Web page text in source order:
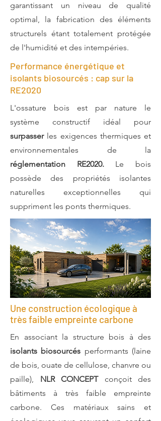
garantissant un niveau de qualité
optimal, la fabrication des éléments
structurels étant totalement protégée
de l'humidité et des intempéries.
Performance énergétique et
isolants biosourcés : cap sur la
RE2020
L'ossature bois est par nature le
système constructif idéal pour
surpasserles exigences thermiques et
environnementales de la
réglementation RE2020. Le bois
possède des propriétés isolantes
naturelles exceptionnelles qui
suppriment les ponts thermiques.
Une construction écologique à
très faible empreinte carbone
En associant la structure bois à des
isolants biosourcés performants (laine
de bois, ouate de cellulose, chanvre ou
paille), NLR CONCEPTconçoit des
bâtiments à très faible empreinte
carbone. Ces matériaux sains et